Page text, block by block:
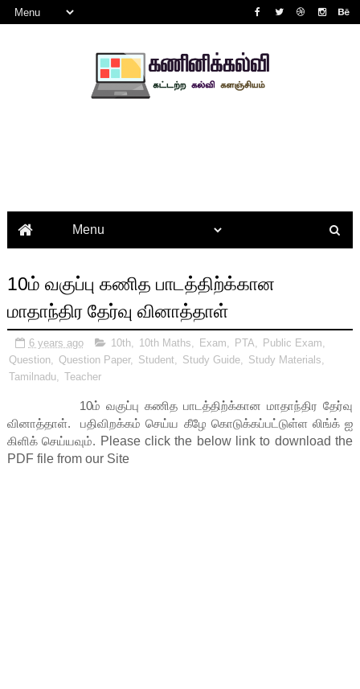
10ம் வகுப்பு கணித பாடத்திற்க்கான
மாதாந்திர தேர்வு வினாத்தாள்
6 years ago 10th, 10th Maths Exam PTA Public Exam
Question, Question Paper, Student Study Guide, Study Materials
Tamilnadu
Teacher
10ம் வகுப்பு கணித பாடத்திற்க்கான மாதாந்திர தேர்வு
வினாத்தாள்.
பதிவிறக்கம் செய்ய கீழே கொடுக்கப்பட்டுள்ள லிங்க் ஐ
கிளிக் செய்யவும். Please click the below link to download the
PDF file from our Site